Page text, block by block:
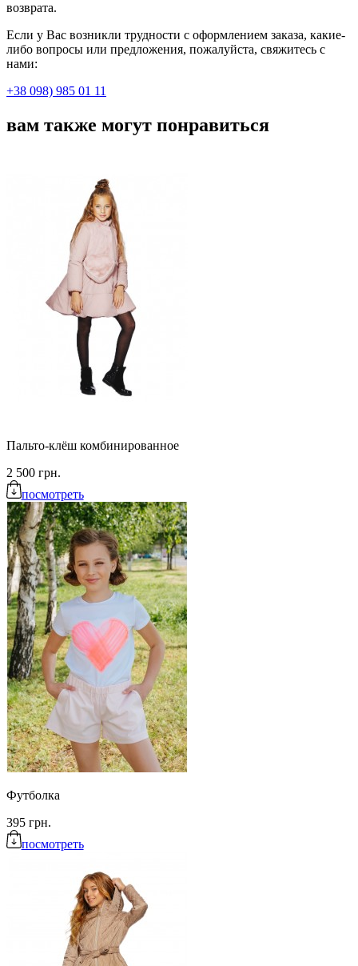
возврата.
Если у Вас возникли трудности с оформлением заказа, какие-
либо вопросы или предложения, пожалуйста, свяжитесь с
нами:
+38 098) 985 01 11
вам также могут понравиться
Пальто-клёш комбинированное
2 500 грн.
посмотреть
Футболка
395 грн.
посмотреть